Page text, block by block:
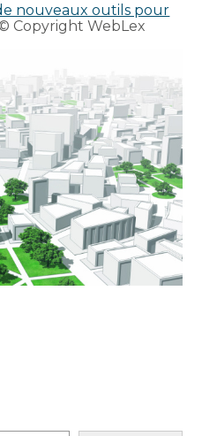
nouveaux outils pour
Copyright WebLex